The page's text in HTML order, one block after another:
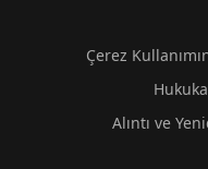
Çerez
Alıntı ve